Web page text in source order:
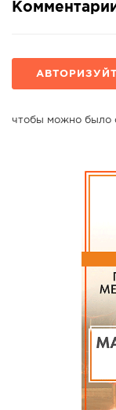
чтобы можно было